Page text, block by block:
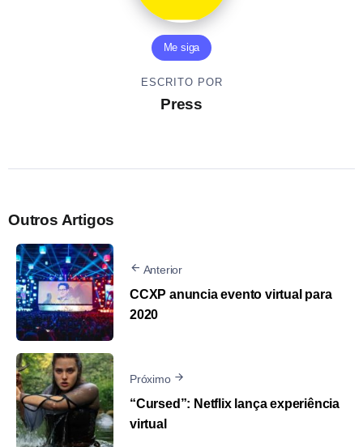
Me siga
ESCRITO POR
Press
Outros Artigos
Anterior
CCXP anuncia evento virtual para
2020
Próximo
“Cursed”: Netflix lança experiência
virtual